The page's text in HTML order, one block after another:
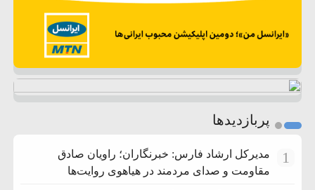
پربازدیدها
1
مدیرکل ارشاد فارس: خبرنگاران؛ راویان صادق
مقاومت و صدای مردمند در هیاهوی روایت‌ها